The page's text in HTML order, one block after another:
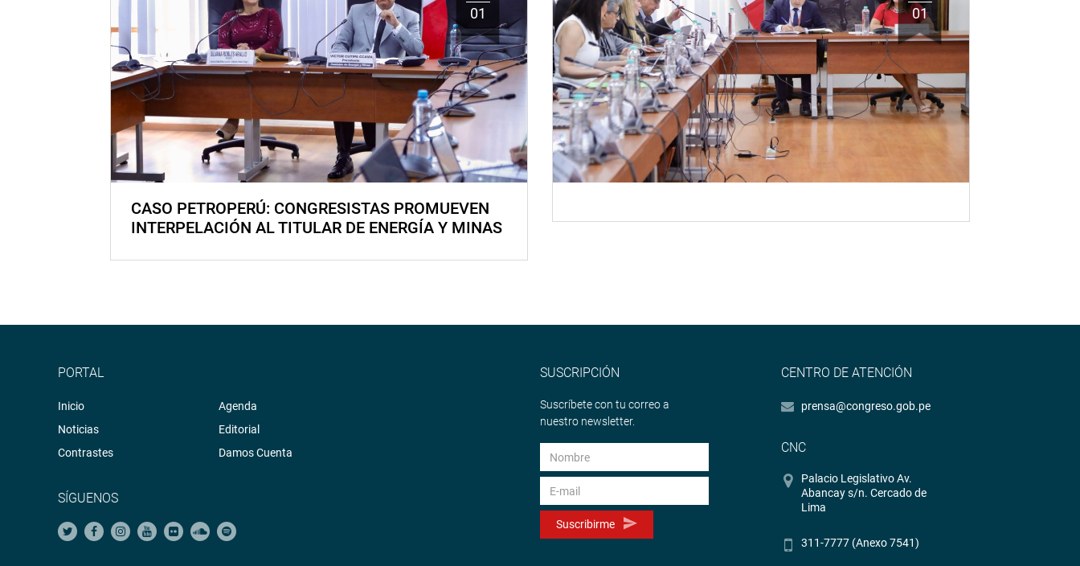
01
CASO PETROPERÚ: CONGRESISTAS PROMUEVEN
INTERPELACIÓN AL TITULAR DE ENERGÍA Y MINAS
01
PORTAL
Inicio
Noticias
Contrastes
Agenda
Editorial
Damos Cuenta
SÍGUENOS
SUSCRIPCIÓN
Suscríbete con tu correo a
nuestro newsletter.
Suscribirme
CENTRO DE ATENCIÓN
prensa@congreso.gob.pe
CNC
Palacio Legislativo Av.
Abancay s/n. Cercado de
Lima
311-7777 (Anexo 7541)